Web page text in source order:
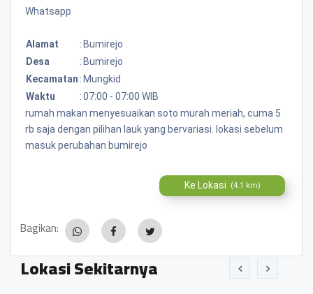
Whatsapp
Alamat : Bumirejo
Desa
: Bumirejo
Kecamatan : Mungkid
Waktu
:07:00 - 07:00 WIB
rumah makan menyesuaikan soto murah meriah, cuma 5
rb saja dengan pilihan lauk yang bervariasi. lokasi sebelum
masuk perubahan bumirejo
Ke Lokasi (4.1 km)
Bagikan:
Lokasi Sekitarnya